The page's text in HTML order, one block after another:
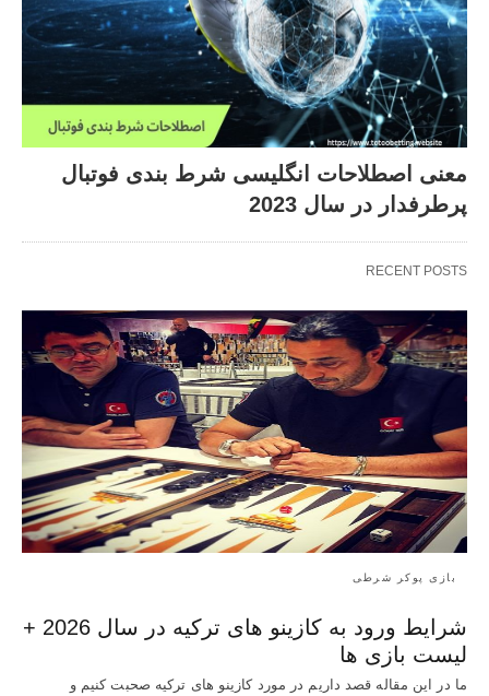
معنی اصطلاحات انگلیسی شرط بندی فوتبال
پرطرفدار در سال 2023
RECENT POSTS
بازی پوکر شرطی
شرایط ورود به کازینو های ترکیه در سال 2026 +
لیست بازی ها
ما در این مقاله قصد داریم در مورد کازینو های ترکیه صحبت کنیم و